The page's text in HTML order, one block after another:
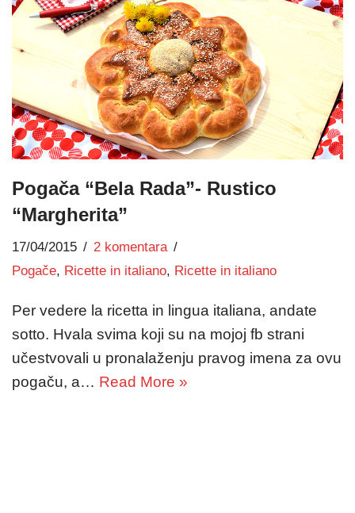
Pogača “Bela Rada”- Rustico
“Margherita”
17/04/2015
2 komentara
Pogače, Ricette in italiano, Ricette in italiano
Per vedere la ricetta in lingua italiana, andate
sotto. Hvala svima koji su na mojoj fb strani
učestvovali u pronalaženju pravog imena za ovu
pogaču, a… Read More »